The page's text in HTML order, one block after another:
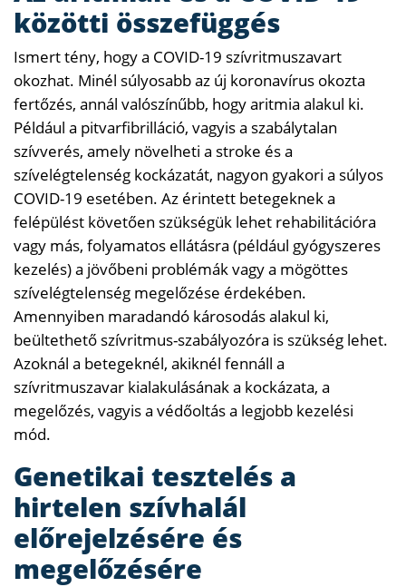
közötti összefüggés
Ismert tény, hogy a COVID-19 szívritmuszavart
okozhat. Minél súlyosabb az új koronavírus okozta
fertőzés, annál valószínűbb, hogy aritmia alakul ki.
Például a pitvarfibrilláció, vagyis a szabálytalan
szívverés, amely növelheti a stroke és a
szívelégtelenség kockázatát, nagyon gyakori a súlyos
COVID-19 esetében. Az érintett betegeknek a
felépülést követően szükségük lehet rehabilitációra
vagy más, folyamatos ellátásra (például gyógyszeres
kezelés) a jövőbeni problémák vagy a mögöttes
szívelégtelenség megelőzése érdekében.
Amennyiben maradandó károsodás alakul ki,
beültethető szívritmus-szabályozóra is szükség lehet.
Azoknál a betegeknél, akiknél fennáll a
szívritmuszavar kialakulásának a kockázata, a
megelőzés, vagyis a védőoltás a legjobb kezelési
mód.
Genetikai tesztelés a
hirtelen szívhalál
előrejelzésére és
megelőzésére